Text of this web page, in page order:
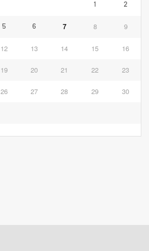
1 2
5 6 7 8 9
12 13 14 15 16
19 20 21 22 23
26 27 28 29 30